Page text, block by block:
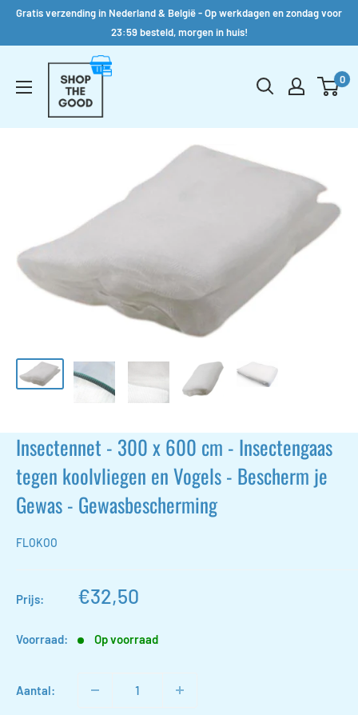
naar
Gratis verzending in Nederland & België - Op werkdagen en zondag voor
23:59 besteld, morgen in huis!
Shop
the
Good
0
Insectennet - 300 x 600 cm - Insectengaas
tegen koolvliegen en Vogels - Bescherm je
Gewas - Gewasbescherming
FLOKOO
Prijs: Actieprijs
€32,50
Voorraad: Op voorraad
Aantal: